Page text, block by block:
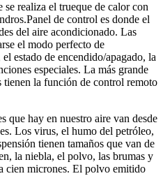
realiza el trueque de calor con
de control es donde el
del aire acondicionado. Las
el modo perfecto de
estado de encendido/apagado, la
especiales. La más grande
tienen la función de control remoto
que hay en nuestro aire van desde
Los virus, el humo del petróleo,
tienen tamaños que van de
la niebla, el polvo, las brumas y
cien micrones. El polvo emitido